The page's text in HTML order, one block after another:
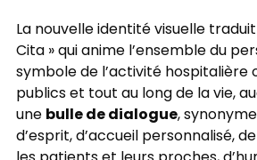
La nouvelle identité visuelle
Cita » qui anime l’ensemble du
symbole de l’activité hospitalière
publics et tout au long de la vie,
unebulle de dialogue,
d’esprit, d’accueil personnalisé,